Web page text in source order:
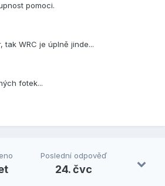
pomoci.
tak WRC je úplně jinde...
fotek...
Poslední odpověď
24. čvc